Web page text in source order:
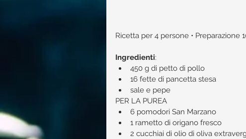
Ricetta per 4 persone • Preparazione
Ingredienti:​
450 g di petto di pollo
16 fette di pancetta stesa
sale e pepe
PER LA PUREA
6 pomodori San Marzano
1 rametto di origano fresco
2 cucchiai di olio di oliva